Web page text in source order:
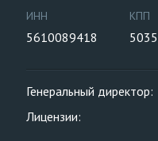
ИНН
5610089418
КПП
Генеральный директор:
Лицензии: